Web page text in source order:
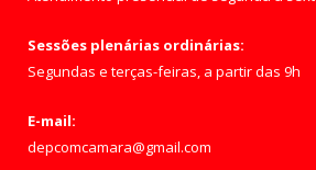
Sessões plenárias ordinárias:
Segundas e terças-feiras, a partir das 9h
E-mail:
depcomcamara@gmail.com